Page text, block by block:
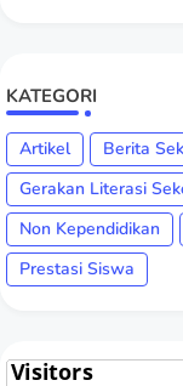
KATEGORI
Artikel Berita
Gerakan Literasi
Non Kependidikan
Prestasi Siswa